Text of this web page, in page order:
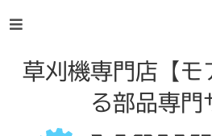
草刈機専門店【モ
る部品専門